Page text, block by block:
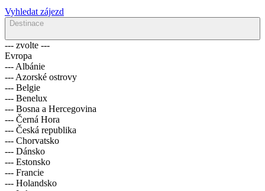
Vyhledat zájezd
--- zvolte ---
Evropa
--- Albánie
--- Azorské ostrovy
--- Belgie
--- Benelux
--- Bosna a Hercegovina
--- Černá Hora
--- Česká republika
--- Chorvatsko
--- Dánsko
--- Estonsko
--- Francie